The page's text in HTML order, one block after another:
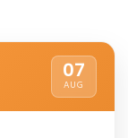
07
AUG